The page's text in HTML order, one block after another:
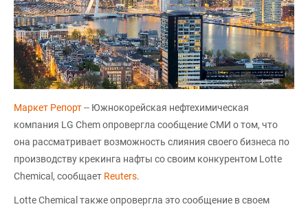
Маркет Репорт-- Южнокорейская нефтехимическая
компания LG Chem опровергла сообщение СМИ о том, что
она рассматривает возможность слияния своего бизнеса по
производству крекинга нафты со своим конкурентом Lotte
Chemical, сообщает Reuters.
Lotte Chemical также опровергла это сообщение в своем